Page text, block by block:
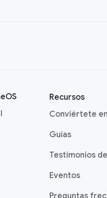
Recursos
Conviértete
Guías
Testimonios
Eventos
Preguntas